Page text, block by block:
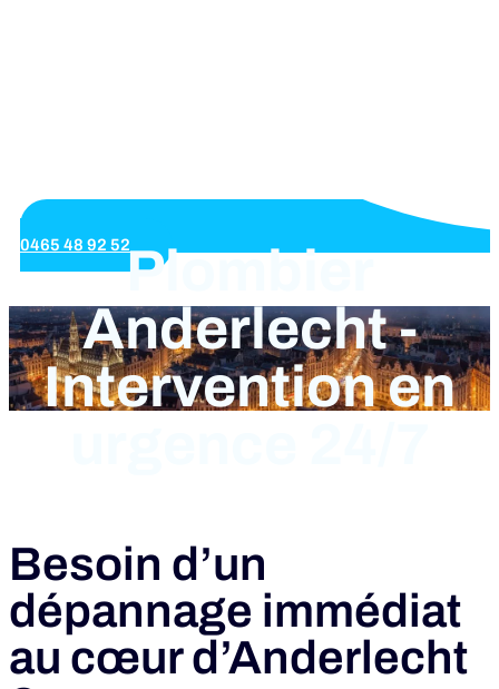
0465 48 92 52Plombier
Anderlecht -
Intervention en
Besoin d’un
dépannage immédiat
au cœur d’Anderlecht